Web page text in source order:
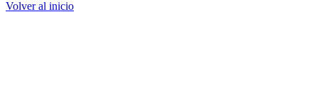
Volver al inicio